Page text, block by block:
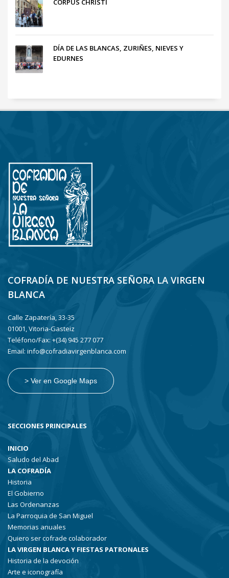
CORPUS CHRISTI
DÍA DE LAS BLANCAS, ZURIÑES, NIEVES Y
EDURNES
COFRADÍA DE NUESTRA SEÑORA LA VIRGEN
BLANCA
Calle Zapatería, 33-35
01001, Vitoria-Gasteiz
Teléfono/Fax: +(34) 945 277 077
Email: info@cofradiavirgenblanca.com
> Ver en Google Maps
SECCIONES PRINCIPALES
INICIO
Saludo del Abad
LA COFRADÍA
Historia
El Gobierno
Las Ordenanzas
La Parroquia de San Miguel
Memorias anuales
Quiero ser cofrade colaborador
LA VIRGEN BLANCA Y FIESTAS PATRONALES
Historia de la devoción
Arte e iconografía